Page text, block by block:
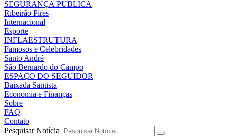
SEGURANÇA PÚBLICA
Ribeirão Pires
Internacional
Esporte
INFLAESTRUTURA
Famosos e Celebridades
Santo André
São Bernardo do Campo
ESPAÇO DO SEGUIDOR
Baixada Santista
Economia e Finanças
Sobre
FAQ
Contato
Pesquisar Notícia